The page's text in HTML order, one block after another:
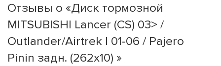
Отзывы о «Диск тормозной
MITSUBISHI Lancer (CS) 03> /
Outlander/Airtrek I 01-06 / Pajero
Pinin задн. (262x10) »